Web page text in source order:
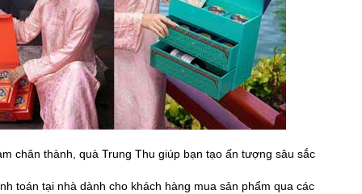
chân thành, quà Trung Thu giúp bạn tạo ấn tượng sâu sắc
toán tại nhà dành cho khách hàng mua sản phẩm qua các